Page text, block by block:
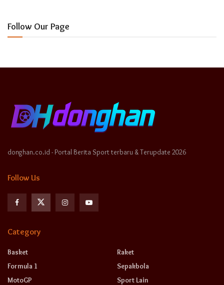
Follow Our Page
donghan.co.id - Portal Berita Sport terbaru & Terupdate 2026
Follow Us
Category
Basket
Formula 1
MotoGP
Raket
Sepakbola
Sport Lain